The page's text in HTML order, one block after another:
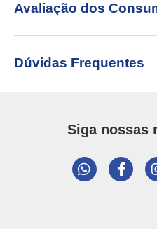
Avaliação dos
Dúvidas Frequentes
Siga nossas